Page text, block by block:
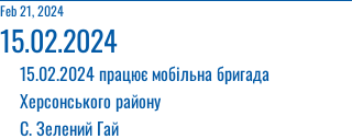
15.02.2024
Feb 21, 2024
15.02.2024 працює мобільна бригада
Херсонського району
С. Зелений Гай